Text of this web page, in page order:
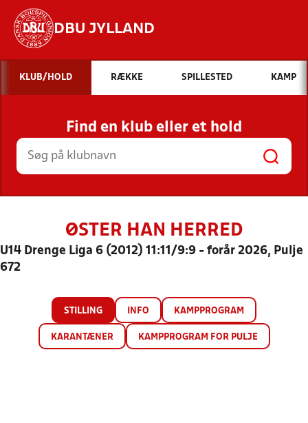
DBU JYLLAND
Hvad vil du søge efter?
INDHOLD OG NYHEDER
STILLINGER, RESULTATER, KLUBBER OG
HOLD
KLUB/HOLD RÆKKE SPILLESTED KAMP
Find en klub eller et hold
ØSTER HAN HERRED
U14 Drenge Liga 6 (2012) 11:11/9:9 - forår 2026, Pulje
672
STILLING INFO KAMPPROGRAM
KARANTÆNER KAMPPROGRAM FOR PULJE